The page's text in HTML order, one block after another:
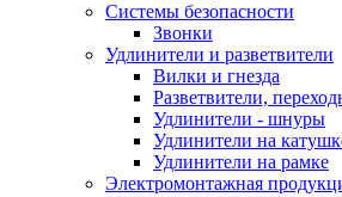
Системы безопасности
Звонки
Удлинители и разветвители
Вилки и гнезда
Разветвители,
Удлинители - шнуры
Удлинители на
Удлинители на рамке
Электромонтажная